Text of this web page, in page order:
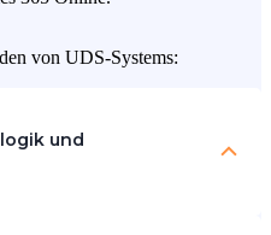
von UDS-Systems:
und